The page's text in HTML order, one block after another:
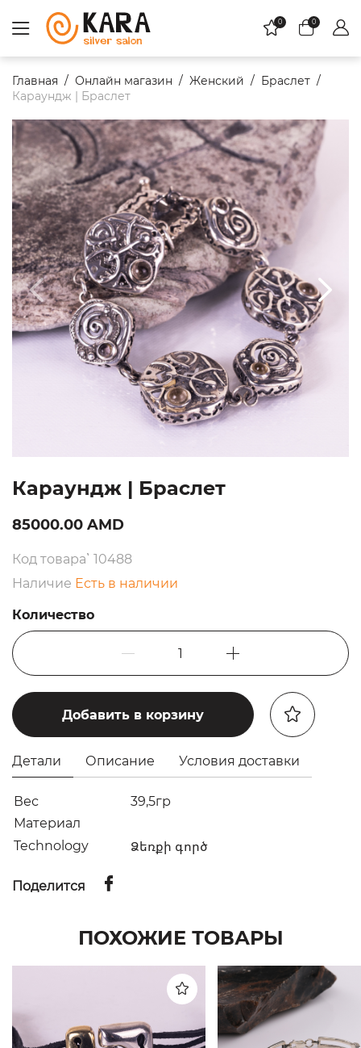
0 0
Главная Онлайн магазин Женский
Браслет
Караундж | Браслет
Караундж | Браслет
85000.00 AMD
Код товара՝ 10488
Наличие Есть в наличии
Количество
1
Добавить в корзину
Детали Описание Условия доставки
Вес
39,5гр
Материал
Technology
Ձեռքի գործ
Поделится
ПОХОЖИЕ ТОВАРЫ